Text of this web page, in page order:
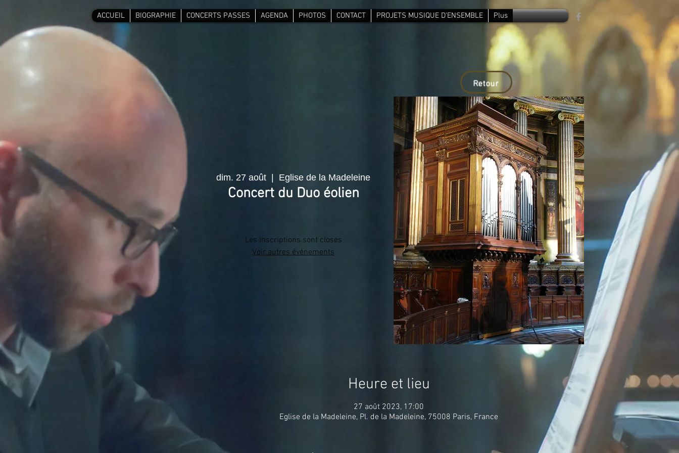
ACCUEIL BIOGRAPHIE CONCERTS PASSES AGENDA PHOTOS CONTACT PROJETS MUSIQUE D'ENSEMBLE Plus
Retour
dim. 27 août Eglise de la Madeleine
Concert du Duo éolien
Les inscriptions sont closes
Voir autres événements
Heure et lieu
27 août 2023, 17:00
Eglise de la Madeleine, Pl. de la Madeleine, 75008 Paris, France